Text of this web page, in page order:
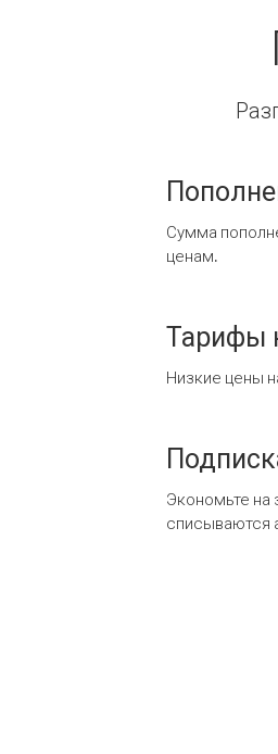
Сумма
ценам.
Тарифы
Низкие цены
Экономьте на
списываются